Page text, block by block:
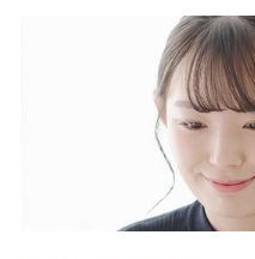
も併せてお願いいたします。 千
緊急！【中古
の見積もり依
司法書士 > 不動産登
相談して決
[相談の種類] 不動産を売買 [登